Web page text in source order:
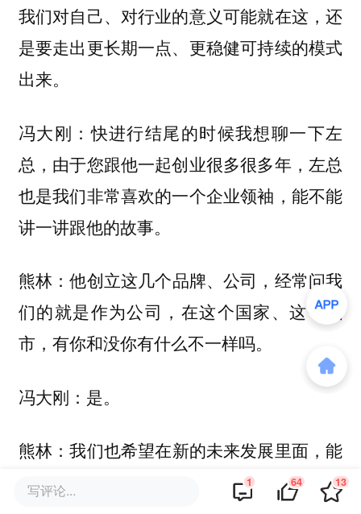
我们对自己、对行业的意义可能就在这，还
是要走出更长期一点、更稳健可持续的模式
出来。
冯大刚：快进行结尾的时候我想聊一下左
总，由于您跟他一起创业很多很多年，左总
也是我们非常喜欢的一个企业领袖，能不能
讲一讲跟他的故事。
熊林：他创立这几个品牌、公司，经常问我
们的就是作为公司，在这个国家、这个城
市，有你和没你有什么不一样吗。
冯大刚：是。
熊林：我们也希望在新的未来发展里面，能
把这些进一步通过自己的实践去丰富它，然
写评论... 1 64 13